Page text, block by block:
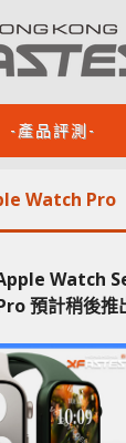
-產品評測-
Watch Pro
Watch
預計稍後推